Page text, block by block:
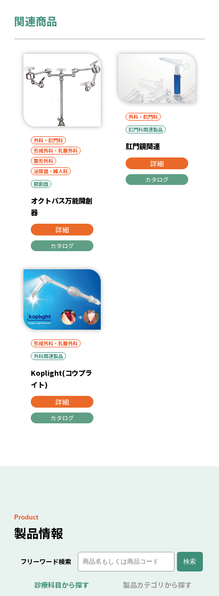
関連商品
外科・肛門科
形成外科・乳腺外科
整形外科
泌尿器・婦人科
開創器
オクトパス万能開創
器
詳細
カタログ
外科・肛門科
肛門科関連製品
肛門鏡関連
詳細
カタログ
形成外科・乳腺外科
外科関連製品
Koplight(コウプラ
イト)
詳細
カタログ
Product
製品情報
フリーワード検索
診療科目から探す 製品カテゴリから探す